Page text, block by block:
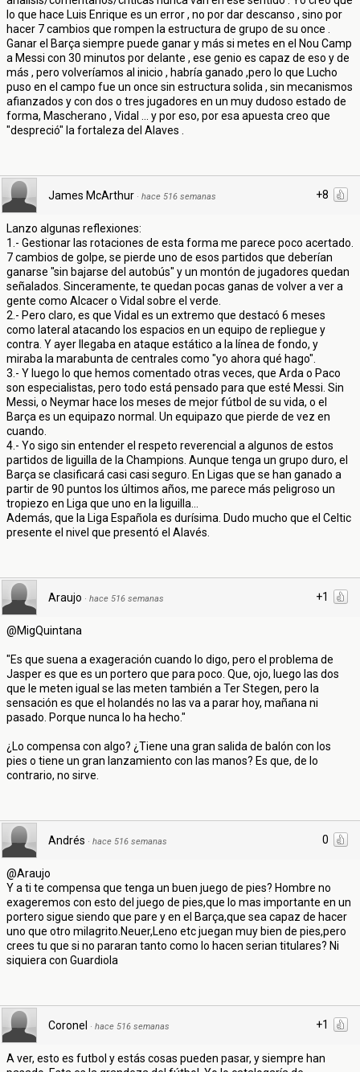
lo que hace Luis Enrique es un error , no por dar descanso , sino por
hacer 7 cambios que rompen la estructura de grupo de su once .
Ganar el Barça siempre puede ganar y más si metes en el Nou Camp
a Messi con 30 minutos por delante , ese genio es capaz de eso y de
más , pero volveríamos al inicio , habría ganado ,pero lo que Lucho
puso en el campo fue un once sin estructura solida , sin mecanismos
afianzados y con dos o tres jugadores en un muy dudoso estado de
forma, Mascherano , Vidal ... y por eso, por esa apuesta creo que
"despreció" la fortaleza del Alaves .
+8
James McArthur · hace 516 semanas
Lanzo algunas reflexiones:
1.- Gestionar las rotaciones de esta forma me parece poco acertado.
7 cambios de golpe, se pierde uno de esos partidos que deberían
ganarse "sin bajarse del autobús" y un montón de jugadores quedan
señalados. Sinceramente, te quedan pocas ganas de volver a ver a
gente como Alcacer o Vidal sobre el verde.
2.- Pero claro, es que Vidal es un extremo que destacó 6 meses
como lateral atacando los espacios en un equipo de repliegue y
contra. Y ayer llegaba en ataque estático a la línea de fondo, y
miraba la marabunta de centrales como "yo ahora qué hago".
3.- Y luego lo que hemos comentado otras veces, que Arda o Paco
son especialistas, pero todo está pensado para que esté Messi. Sin
Messi, o Neymar hace los meses de mejor fútbol de su vida, o el
Barça es un equipazo normal. Un equipazo que pierde de vez en
cuando.
4.- Yo sigo sin entender el respeto reverencial a algunos de estos
partidos de liguilla de la Champions. Aunque tenga un grupo duro, el
Barça se clasificará casi casi seguro. En Ligas que se han ganado a
partir de 90 puntos los últimos años, me parece más peligroso un
tropiezo en Liga que uno en la liguilla...
Además, que la Liga Española es durísima. Dudo mucho que el Celtic
presente el nivel que presentó el Alavés.
+1
Araujo · hace 516 semanas
@MigQuintana
"Es que suena a exageración cuando lo digo, pero el problema de
Jasper es que es un portero que para poco. Que, ojo, luego las dos
que le meten igual se las meten también a Ter Stegen, pero la
sensación es que el holandés no las va a parar hoy, mañana ni
pasado. Porque nunca lo ha hecho."
¿Lo compensa con algo? ¿Tiene una gran salida de balón con los
pies o tiene un gran lanzamiento con las manos? Es que, de lo
contrario, no sirve.
0
Andrés · hace 516 semanas
@Araujo
Y a ti te compensa que tenga un buen juego de pies? Hombre no
exageremos con esto del juego de pies,que lo mas importante en un
portero sigue siendo que pare y en el Barça,que sea capaz de hacer
uno que otro milagrito.Neuer,Leno etc juegan muy bien de pies,pero
crees tu que si no pararan tanto como lo hacen serian titulares? Ni
siquiera con Guardiola
+1
Coronel · hace 516 semanas
A ver, esto es futbol y estás cosas pueden pasar, y siempre han